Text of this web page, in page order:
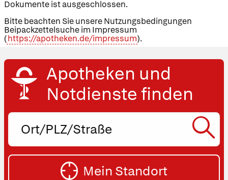
Dokumente ist ausgeschlossen.
Bitte beachten Sie unsere Nutzungsbedingungen
Beipackzettelsuche im Impressum
(https://apotheken.de/impressum).
Apotheken und
Notdienste finden
Ort,
oder
Straße
Mein Standort